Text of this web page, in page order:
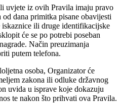
uvjete iz ovih Pravila imaju pravo
dana primitka pisane obavijesti
ili druge identifikacijske
će se po potrebi poseban
Način preuzimanja
putem telefona.
osoba, Organizator će
zakona ili odluke državnog
uvida u isprave koje dokazuju
te nakon što prihvati ova Pravila.